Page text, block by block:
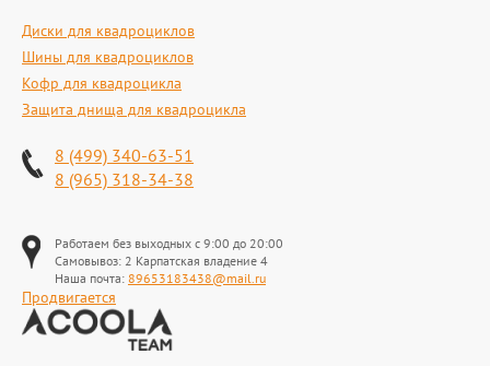
Диски для квадроциклов
Шины для квадроциклов
Кофр для квадроцикла
Защита днища для квадроцикла
8 (499) 340-63-51
8 (965) 318-34-38
Работаем без выходных с 9:00 до 20:00
Самовывоз: 2 Карпатская владение 4
Наша почта: 89653183438@mail.ru
Продвигается